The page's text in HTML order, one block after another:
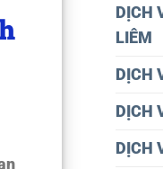
DỊCH
LIÊM
DỊCH
DỊCH
DỊCH